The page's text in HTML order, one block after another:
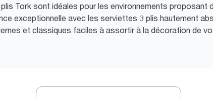
Tork sont idéales pour les environnements
exceptionnelle avec les serviettes 3 plis hautement
et classiques faciles à assortir à la décoration de